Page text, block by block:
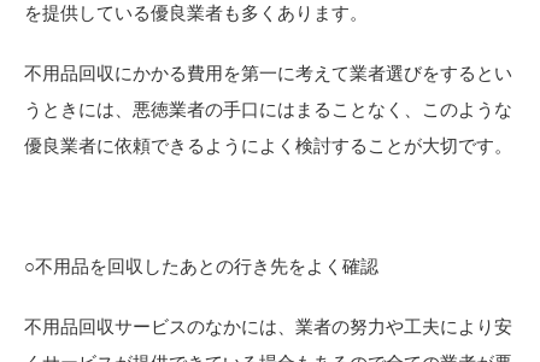
を提供している優良業者も多くあります。
不用品回収にかかる費用を第一に考えて業者選びをするとい
うときには、悪徳業者の手口にはまることなく、このような
優良業者に依頼できるようによく検討することが大切です。
○不用品を回収したあとの行き先をよく確認
不用品回収サービスのなかには、業者の努力や工夫により安